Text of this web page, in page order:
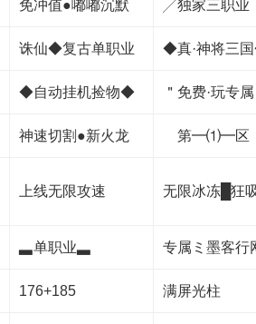
免冲值●嘟嘟沉默 ╱独家三职业
诛仙◆复古单职业 ◆真·神将三
◆自动挂机捡物◆ ＂免费·玩专
神速切割●新火龙 第━⑴━区
上线无限攻速 无限冰冻█狂
▃单职业▃ 专属ミ墨客行
176+185 满屏光柱